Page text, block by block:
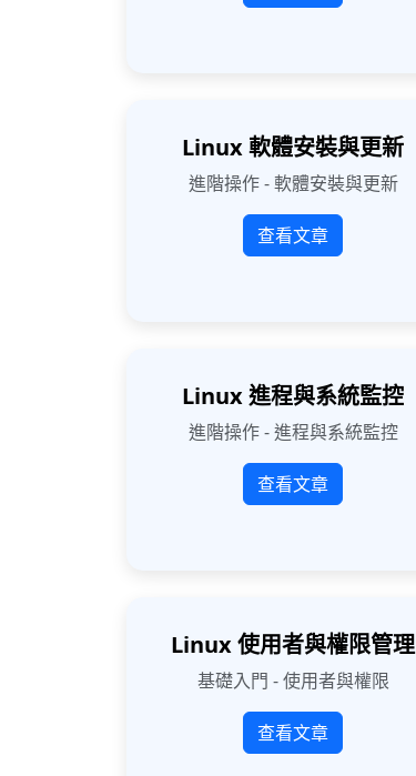
Linux 軟體安裝與更新
進階操作 - 軟體安裝與更新
查看文章
Linux 進程與系統監控
進階操作 - 進程與系統監控
查看文章
Linux 使用者與權限管理
基礎入門 - 使用者與權限
查看文章